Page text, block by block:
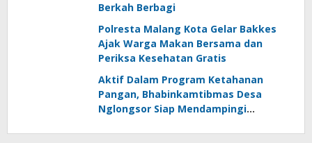
Berkah Berbagi
Polresta Malang Kota Gelar Bakkes
Ajak Warga Makan Bersama dan
Periksa Kesehatan Gratis
Aktif Dalam Program Ketahanan
Pangan, Bhabinkamtibmas Desa
Nglongsor Siap Mendampingi